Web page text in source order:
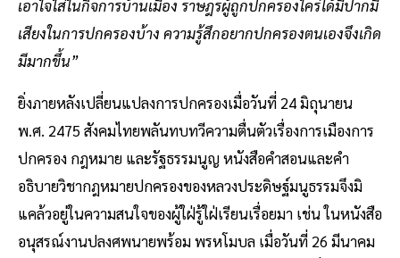
เอาใจใส่ในกิจการบ้านเมือง ราษฎรผู้ถูกปกครองใคร่ได้มีปากมี
เสียงในการปกครองบ้าง ความรู้สึกอยากปกครองตนเองจึงเกิด
มีมากขึ้น”
ยิ่งภายหลังเปลี่ยนแปลงการปกครองเมื่อวันที่ 24 มิถุนายน
พ.ศ. 2475 สังคมไทยพลันทบทวีความตื่นตัวเรื่องการเมืองการ
ปกครอง กฎหมาย และรัฐธรรมนูญ หนังสือคำสอนและคำ
อธิบายวิชากฎหมายปกครองของหลวงประดิษฐ์มนูธรรมจึงมิ
แคล้วอยู่ในความสนใจของผู้ใฝ่รู้ใฝ่เรียนเรื่อยมา เช่น ในหนังสือ
อนุสรณ์งานปลงศพนายพร้อม พรหโมบล เมื่อวันที่ 26 มีนาคม